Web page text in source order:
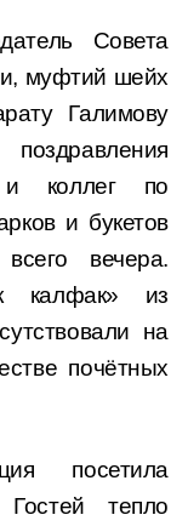
Совета
муфтий шейх
Галимову
и коллег по
и букетов
вечера.
калфак» из
на
почётных
посетила
тепло